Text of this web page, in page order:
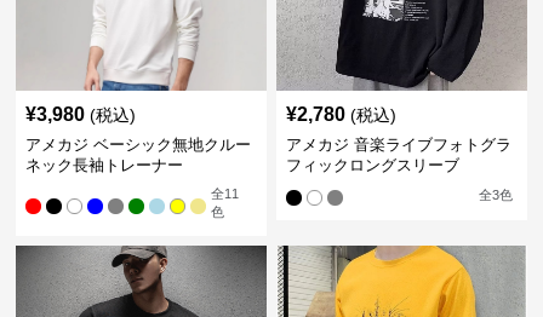
¥3,980 (税込)
アメカジ ベーシック無地クルー
ネック長袖トレーナー
全11
色
¥2,780 (税込)
アメカジ 音楽ライブフォトグラ
フィックロングスリーブ
全3色